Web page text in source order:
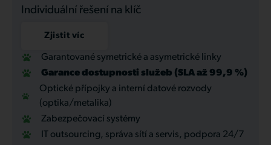
Individuální řešení na klíč
Zjistit víc
Garantované symetrické a asymetrické linky
Garance dostupnosti služeb (SLA až 99,9 %)
Optické přípojky a interní datové rozvody
(optika/metalika)
Zabezpečovací systémy
IT outsourcing, správa sítí a servis, podpora 24/7